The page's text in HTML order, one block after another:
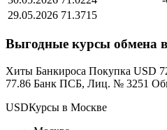
29.05.2026 71.3715
Выгодные курсы обмена
Хиты Банкироса Покупка USD
77.86 Банк ПСБ, Лиц. № 3251
USDКурсы в Москве